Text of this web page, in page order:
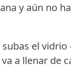
y aún no
el
a llenar de